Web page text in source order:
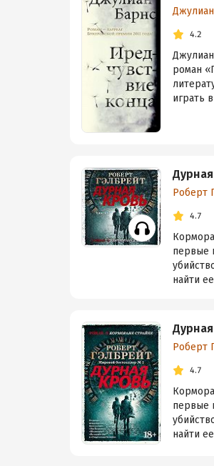
4.2
роман
играть
Роберт
4.7
первые
найти
Роберт
4.7
первые
найти